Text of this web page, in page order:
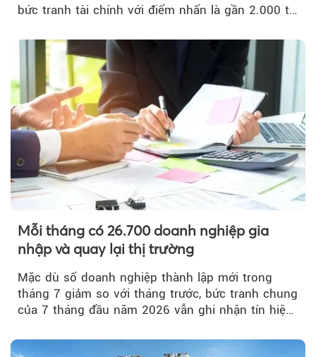
bức tranh tài chính với điểm nhấn là gần 2.000 tỷ
Mỗi tháng có 26.700 doanh nghiệp gia
nhập và quay lại thị trường
Mặc dù số doanh nghiệp thành lập mới trong
tháng 7 giảm so với tháng trước, bức tranh chung
của 7 tháng đầu năm 2026 vẫn ghi nhận tín hiệu